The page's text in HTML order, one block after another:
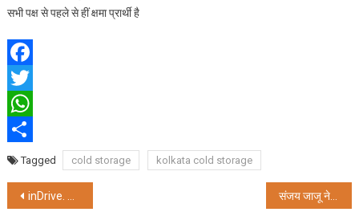
सभी पक्ष से पहले से हीं क्षमा प्रार्थी है
Facebook
Twitter
WhatsApp
ShareTagged cold storage kolkata cold storage
Post
inDrive. Delivery helps users in Kolkata order on-demand express delivery संजय जाजू ने सूचना प्रसारण मंत्रालय के सचिव के रूप में संभाला कार्यभार